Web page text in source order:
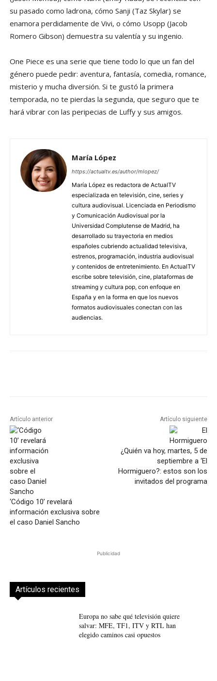
su pasado como ladrona, cómo Sanji (Taz Skylar) se
enamora perdidamente de Vivi, o cómo Usopp (Jacob
Romero Gibson) demuestra su valentía y su ingenio.
One Piece es una serie que tiene todo lo que un fan del
género puede pedir: aventura, fantasía, comedia, romance,
misterio y mucha diversión. Si te gustó la primera
temporada, no te pierdas la segunda, que seguro que te
hará vibrar con las peripecias de Luffy y sus amigos.
María López
https://actualtv.es/author/mlopez/
María López es redactora de ActualTV
especializada en televisión, cine, series y
cultura audiovisual. Licenciada en Periodismo
y Comunicación Audiovisual por la
Universidad Complutense de Madrid, ha
desarrollado su trayectoria en medios
españoles cubriendo actualidad televisiva,
estrenos, programación, industria audiovisual
y contenidos de entretenimiento. En ActualTV
escribe sobre televisión, cine, plataformas de
streaming y cultura pop, con enfoque en
España y en la forma en que los nuevos
formatos audiovisuales conectan con las
audiencias.
Artículo anterior
‘Código 10’ revelará
información exclusiva sobre
el caso Daniel Sancho
Artículo siguiente
¿Quién va hoy, martes, 5 de
septiembre a ‘El
Hormiguero?: estos son los
invitados del programa
Publicidad
Artículos recientes
Europa no sabe qué televisión quiere
salvar: MFE, TF1, ITV y RTL han
elegido caminos casi opuestos